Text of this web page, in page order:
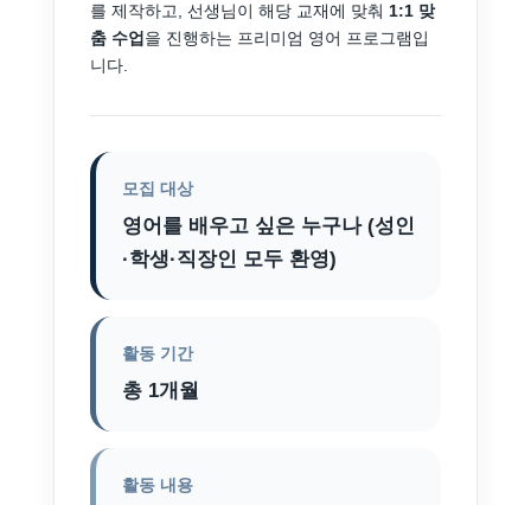
를 제작하고, 선생님이 해당 교재에 맞춰 1:1 맞
춤 수업 을 진행하는 프리미엄 영어 프로그램입
니다.
모집 대상
영어를 배우고 싶은 누구나 (성인
·학생·직장인 모두 환영)
활동 기간
총 1개월
활동 내용